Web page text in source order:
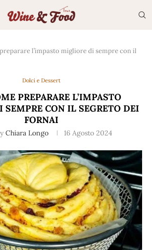
l’impasto migliore di sempre con il
Dolci e Dessert
PREPARARE L’IMPASTO
CON IL SEGRETO DEI
FORNAI
Chiara Longo 16 Agosto 2024